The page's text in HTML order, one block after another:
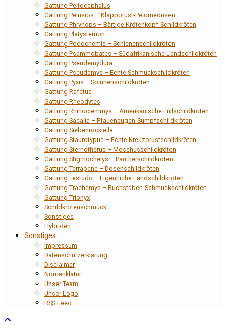
Gattung Peltocephalus
Gattung Pelusios – Klappbrust-Pelomedusen
Gattung Phrynops – Bärtige Krötenkopf-Schildkröten
Gattung Platysternon
Gattung Podocnemis – Schienenschildkröten
Gattung Psammobates – Südafrikanische Landschildkröten
Gattung Pseudemydura
Gattung Pseudemys – Echte Schmuckschildkröten
Gattung Pyxis – Spinnenschildkröten
Gattung Rafetus
Gattung Rheodytes
Gattung Rhinoclemmys – Amerikanische Erdschildkröten
Gattung Sacalia – Pfauenaugen-Sumpfschildkröten
Gattung Siebenrockiella
Gattung Staurotypus – Echte Kreuzbrustschildkröten
Gattung Sternotherus – Moschusschildkröten
Gattung Stigmochelys – Pantherschildkröten
Gattung Terrapene – Dosenschildkröten
Gattung Testudo – Eigentliche Landschildkröten
Gattung Trachemys – Buchstaben-Schmuckschildkröten
Gattung Trionyx
Schildkrötenschmuck
Sonstiges
Hybriden
Sonstiges
Impressum
Datenschutzerklärung
Disclaimer
Nomenklatur
Unser Team
Unser Logo
RSS Feed